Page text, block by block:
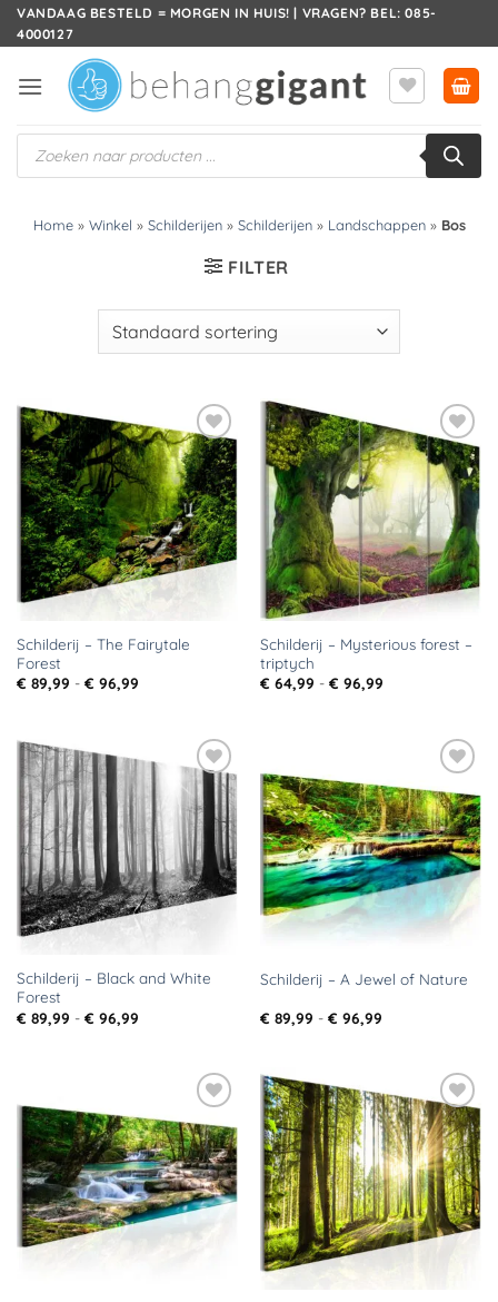
Ga
naar
VANDAAG BESTELD = MORGEN IN HUIS! | VRAGEN? BEL: 085-
4000127
Producten
zoeken
Home» Winkel » Schilderijen» Schilderijen» Landschappen» Bos
FILTER
Toevoegen
aan
verlanglijst
Schilderij – The Fairytale
Forest
€ 89,99 - € 96,99Prijsklasse:
Toevoegen
aan
verlanglijst
Schilderij – Mysterious forest –
triptych
€ 64,99 - € 96,99Prijsklasse:
Toevoegen
aan
verlanglijst
Schilderij – Black and White
Forest
€ 89,99 - € 96,99Prijsklasse:
Toevoegen
aan
verlanglijst
Schilderij – A Jewel of Nature
€ 89,99 - € 96,99Prijsklasse:
Toevoegen
aan
verlanglijst
Toevoegen
aan
verlanglijst